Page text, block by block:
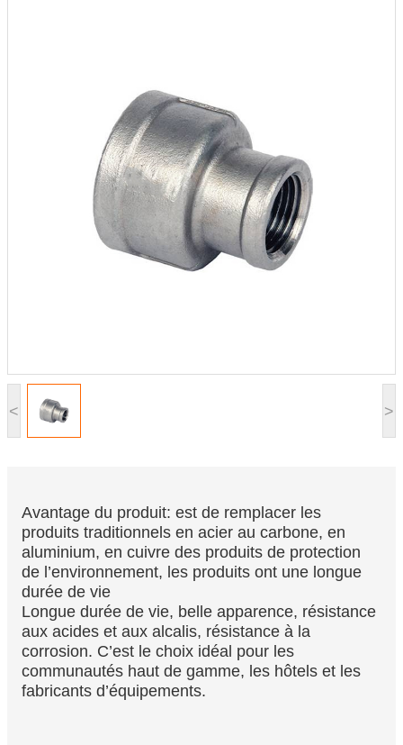
< >
Avantage du produit: est de remplacer les
produits traditionnels en acier au carbone, en
aluminium, en cuivre des produits de protection
de l’environnement, les produits ont une longue
durée de vie
Longue durée de vie, belle apparence, résistance
aux acides et aux alcalis, résistance à la
corrosion. C’est le choix idéal pour les
communautés haut de gamme, les hôtels et les
fabricants d’équipements.